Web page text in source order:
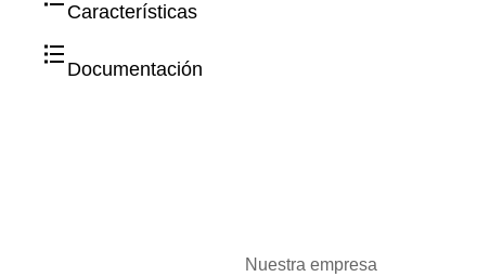
Características
Documentación
Nuestra empresa